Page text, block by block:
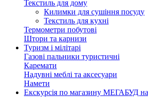
Текстиль для дому
Килимки для сушіння посуду
Текстиль для кухні
Термометри побутові
Штори та карнизи
Туризм і мілітарі
Газові пальники туристичні
Каремати
Надувні меблі та аксесуари
Намети
Екскурсія по магазину МЕГАБУД